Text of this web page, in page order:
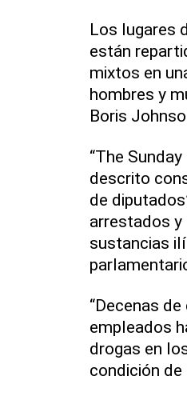
Los lugares
están
mixtos en
hombres y
Boris
“The
descrito
de
arrestados y
sustancias
“Decenas
empleados
drogas en
condición de